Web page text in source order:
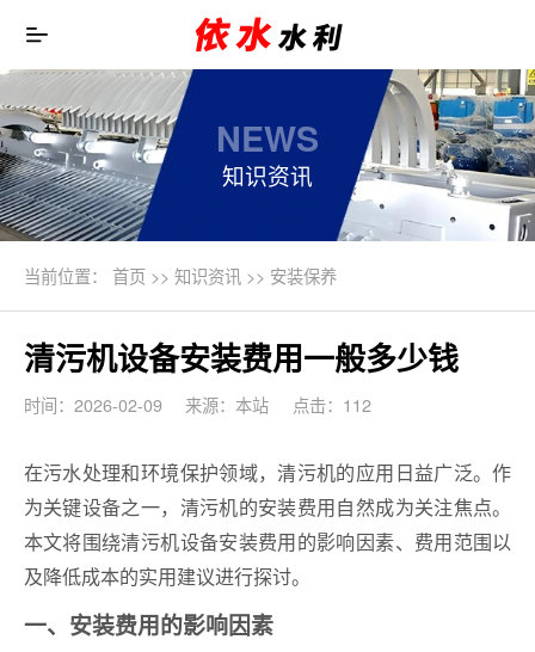
NEWS
知识资讯
当前位置： 首页>> 知识资讯 >> 安装保养
清污机设备安装费用一般多少钱
时间：2026-02-09 来源：本站 点击：112
在污水处理和环境保护领域，清污机的应用日益广泛。作
为关键设备之一，清污机的安装费用自然成为关注焦点。
本文将围绕清污机设备安装费用的影响因素、费用范围以
及降低成本的实用建议进行探讨。
一、安装费用的影响因素